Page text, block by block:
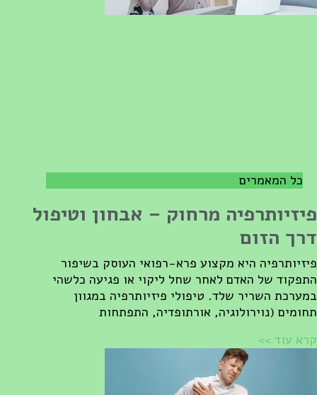
כל המאמרים
מרחוק – אבחון וטיפול
הזום
היא מקצוע פרא-רפואי העוסק בשיפור
של האדם לאחר שחל ליקוי או פגיעה כלשהי
השריר שלד. טיפולי פיזיותרפיה במגוון
(נוירולוגיה, אורתופדיה, התפתחות
עוד >>